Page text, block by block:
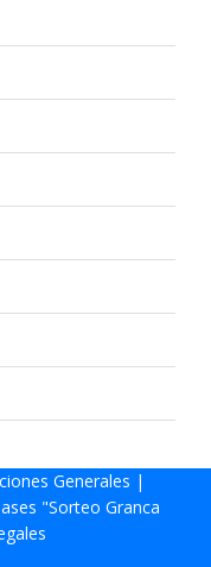
Generales |
"Sorteo Granca